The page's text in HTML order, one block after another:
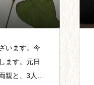
います。今
ます。元日
親と、3人の